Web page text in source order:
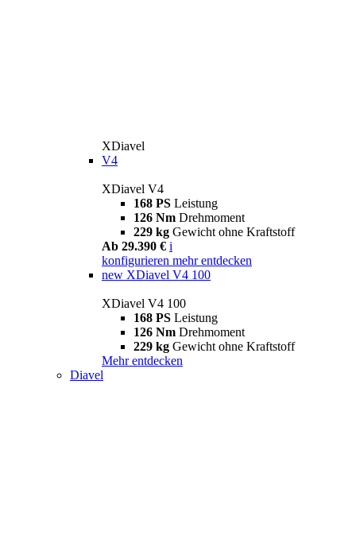
XDiavel
V4
XDiavel V4
168 PS Leistung
126 Nm Drehmoment
229 kg Gewicht ohne Kraftstoff
Ab 29.390 € i
konfigurieren mehr entdecken
new XDiavel V4 100
XDiavel V4 100
168 PS Leistung
126 Nm Drehmoment
229 kg Gewicht ohne Kraftstoff
Mehr entdecken
Diavel